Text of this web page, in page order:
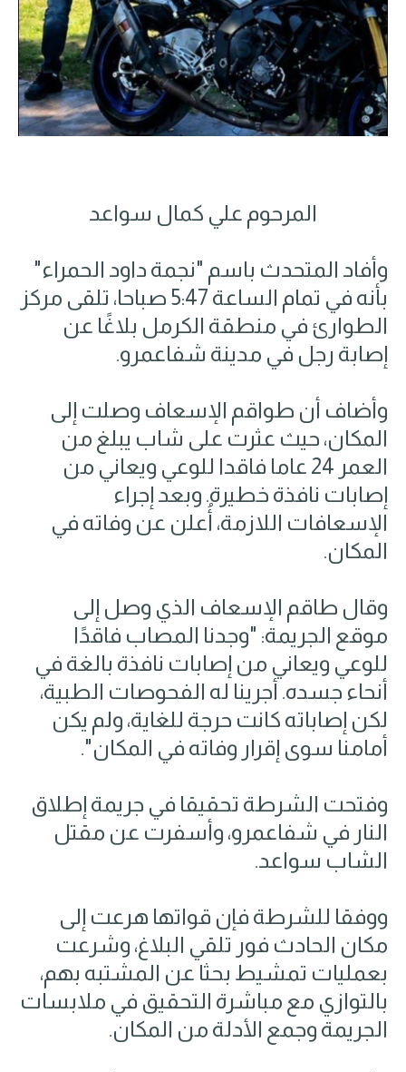
المرحوم علي كمال سواعد
وأفاد المتحدث باسم "نجمة داود الحمراء"
بأنه في تمام الساعة 5:47 صباحا، تلقى مركز
الطوارئ في منطقة الكرمل بلاغًا عن
إصابة رجل في مدينة شفاعمرو.
وأضاف أن طواقم الإسعاف وصلت إلى
المكان، حيث عثرت على شاب يبلغ من
العمر 24 عاما فاقدا للوعي ويعاني من
إصابات نافذة خطيرة. وبعد إجراء
الإسعافات اللازمة، أُعلن عن وفاته في
المكان.
وقال طاقم الإسعاف الذي وصل إلى
موقع الجريمة: "وجدنا المصاب فاقدًا
للوعي ويعاني من إصابات نافذة بالغة في
أنحاء جسده. أجرينا له الفحوصات الطبية،
لكن إصاباته كانت حرجة للغاية، ولم يكن
أمامنا سوى إقرار وفاته في المكان".
وفتحت الشرطة تحقيقا في جريمة إطلاق
النار في شفاعمرو، وأسفرت عن مقتل
الشاب سواعد.
ووفقا للشرطة فإن قواتها هرعت إلى
مكان الحادث فور تلقي البلاغ، وشرعت
بعمليات تمشيط بحثا عن المشتبه بهم،
بالتوازي مع مباشرة التحقيق في ملابسات
الجريمة وجمع الأدلة من المكان.